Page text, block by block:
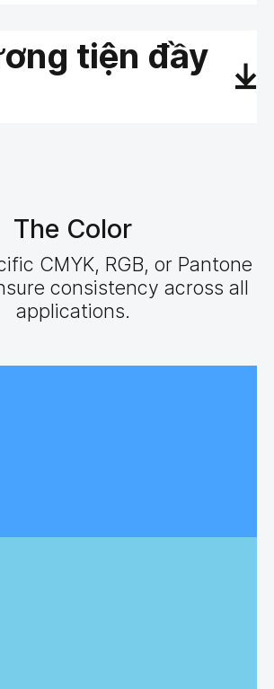
tiện đầy
The Color
CMYK, RGB, or Pantone
consistency across all
applications.